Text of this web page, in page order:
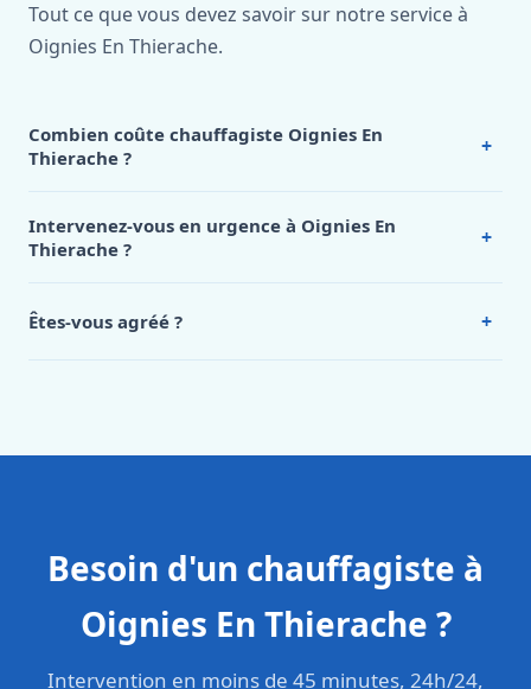
Tout ce que vous devez savoir sur notre service à
Oignies En Thierache.
Combien coûte chauffagiste Oignies En
Thierache ?
+
En Thierache, appelez le 0472 53 24 26.
Intervenez-vous en urgence à Oignies En
Thierache ?
+
Êtes-vous agréé ? +
Besoin d'un chauffagiste à
Oignies En Thierache ?
Intervention en moins de 45 minutes, 24h/24,